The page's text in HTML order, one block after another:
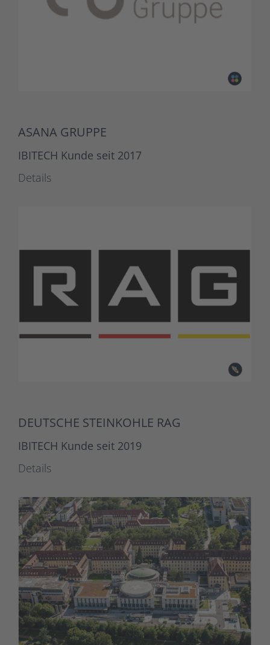
ASANA GRUPPE
IBITECH Kunde seit 2017
Details
DEUTSCHE STEINKOHLE RAG
IBITECH Kunde seit 2019
Details